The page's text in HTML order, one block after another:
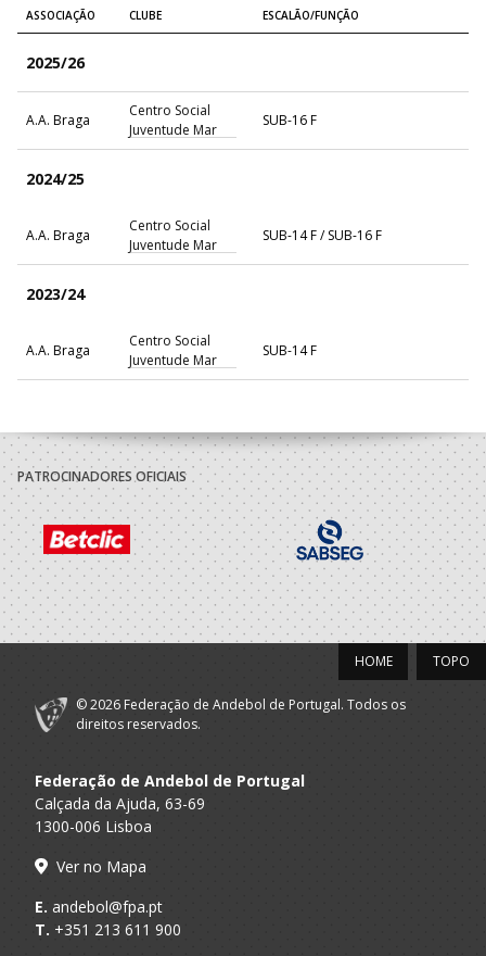
ASSOCIAÇÃO CLUBE ESCALÃO/FUNÇÃO
2025/26
A.A. Braga
Centro Social
Juventude Mar
SUB-16 F
2024/25
A.A. Braga
Centro Social
Juventude Mar
SUB-14 F / SUB-16 F
2023/24
A.A. Braga
Centro Social
Juventude Mar
SUB-14 F
PATROCINADORES OFICIAIS
TOPO
HOME
© 2026 Federação de Andebol de Portugal. Todos os
direitos reservados.
Federação de Andebol de Portugal
Calçada da Ajuda, 63-69
1300-006 Lisboa
Ver no Mapa
E. andebol@fpa.pt
T. +351 213 611 900